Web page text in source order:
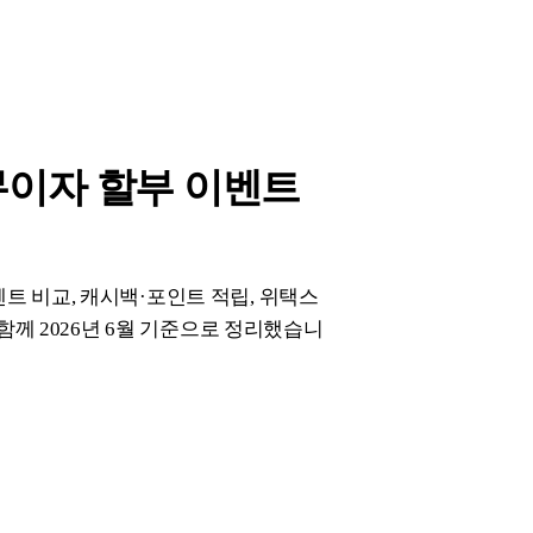
자 할부 이벤트
비교, 캐시백·포인트 적립, 위택스
께 2026년 6월 기준으로 정리했습니